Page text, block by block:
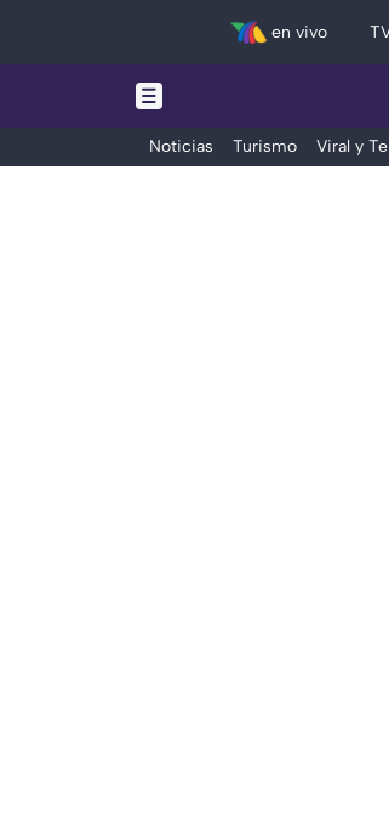
en vivo
Noticias Turismo Viral y